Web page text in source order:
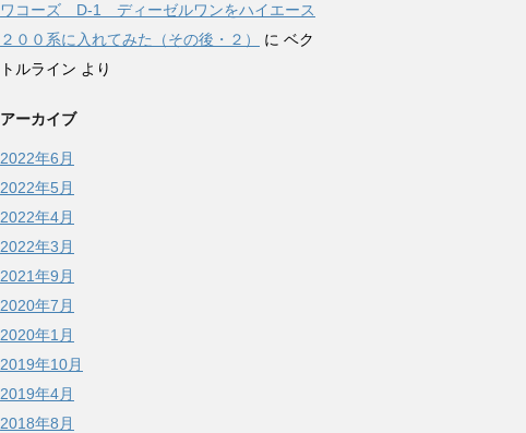
ワコーズ D-1 ディーゼルワンをハイエース
２００系に入れてみた（その後・２）
に ベク
トルライン より
アーカイブ
2022年6月
2022年5月
2022年4月
2022年3月
2021年9月
2020年7月
2020年1月
2019年10月
2019年4月
2018年8月